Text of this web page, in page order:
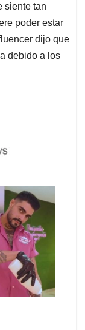
siente tan
poder estar
dijo que
debido a los